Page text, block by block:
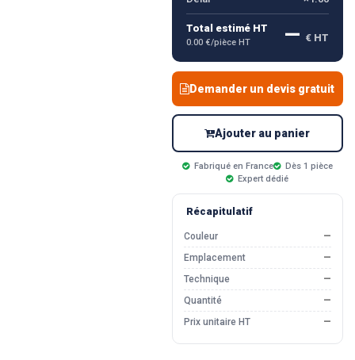
Total estimé HT
0.00 €/pièce HT — € HT
Demander un devis gratuit
Ajouter au panier
Fabriqué en France
Dès 1 pièce
Expert dédié
Récapitulatif
Couleur
—
Emplacement
—
Technique
—
Quantité
—
Prix unitaire HT
—